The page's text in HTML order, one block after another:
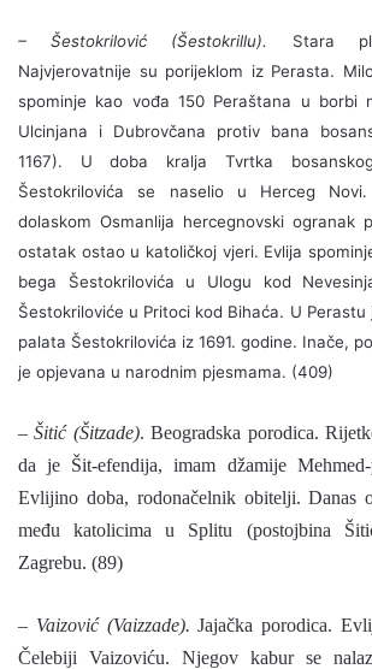
– Šestokrilović (Šestokrillu). Stara
Najvjerovatnije su porijeklom iz Perasta.
spominje kao vođa 150 Peraštana u borbi
Ulcinjana i Dubrovčana protiv bana
1167). U doba kralja Tvrtka
Šestokrilovića se naselio u Herceg
dolaskom Osmanlija hercegnovski ogranak
ostatak ostao u katoličkoj vjeri. Evlija
bega Šestokrilovića u Ulogu kod
Šestokriloviće u Pritoci kod Bihaća. U
palata Šestokrilovića iz 1691. godine. Inače,
je opjevana u narodnim pjesmama. (409)
–Šitić (Šitzade). Beogradska porodica.
da je Šit-efendija, imam džamije Mehmed-
Evlijino doba, rodonačelnik obitelji. Danas
među katolicima u Splitu (postojbina
Zagrebu. (89)
– Vaizović (Vaizzade).Jajačka porodica.
Čelebiji Vaizoviću. Njegov kabur se